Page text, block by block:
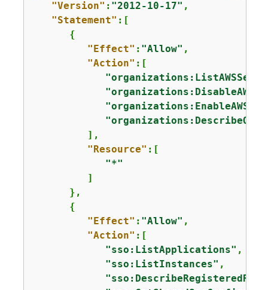
"Version" : "2012-10-17" ,
"Statement" :[
{
"Effect" : "Allow" ,
"Action" :[
         ],
"Resource" :[
"*"
         ]
      },
{
"Effect" : "Allow" ,
"Action" :[
"sso:ListApplications" ,
"sso:ListInstances" ,